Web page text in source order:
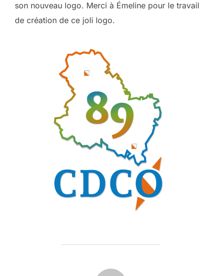
son nouveau logo. Merci à Émeline pour le travail
de création de ce joli logo.
AUTEUR DE LA PUBLICATION